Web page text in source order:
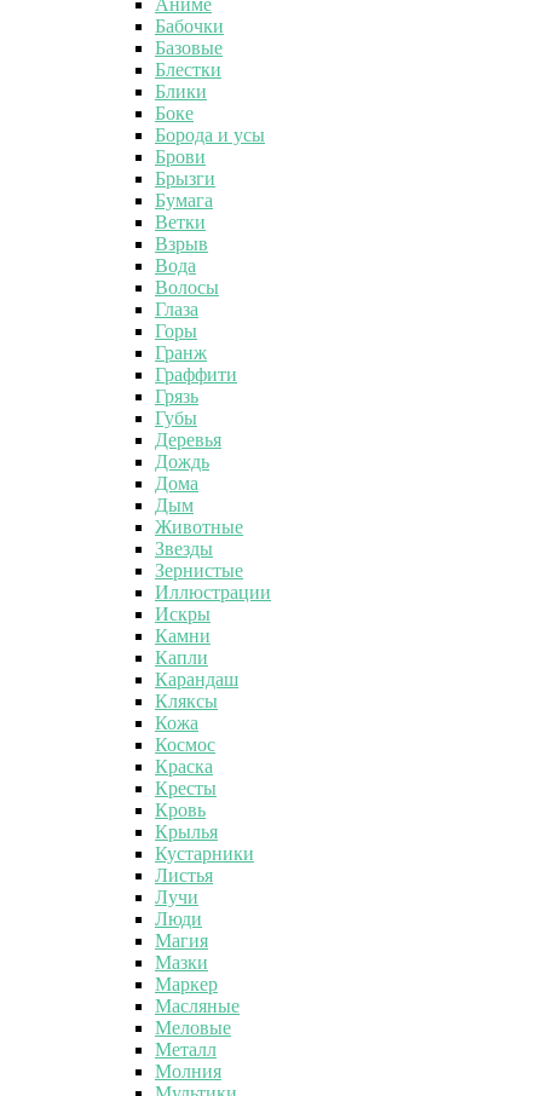
Аниме
Бабочки
Базовые
Блестки
Блики
Боке
Борода и усы
Брови
Брызги
Бумага
Ветки
Взрыв
Вода
Волосы
Глаза
Горы
Гранж
Граффити
Грязь
Губы
Деревья
Дождь
Дома
Дым
Животные
Звезды
Зернистые
Иллюстрации
Искры
Камни
Капли
Карандаш
Кляксы
Кожа
Космос
Краска
Кресты
Кровь
Крылья
Кустарники
Листья
Лучи
Люди
Магия
Мазки
Маркер
Масляные
Меловые
Металл
Молния